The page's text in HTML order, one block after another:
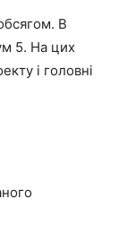
В
5. На цих
і головні